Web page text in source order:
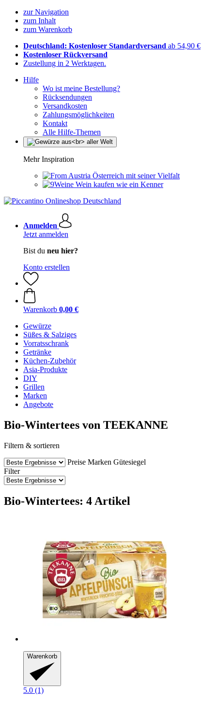
zur Navigation
zum Inhalt
zum Warenkorb
Deutschland: Kostenloser Standardversand ab 54,90 €
Kostenloser Rückversand
Zustellung in 2 Werktagen.
Hilfe
Wo ist meine Bestellung?
Rücksendungen
Versandkosten
Zahlungsmöglichkeiten
Kontakt
Alle Hilfe-Themen
Mehr Inspiration
Österreich mit seiner Vielfalt
Wein kaufen wie ein Kenner
Anmelden
Jetzt anmelden
Bist du neu hier?
Konto erstellen
Warenkorb 0,00 €
Gewürze
Süßes & Salziges
Vorratsschrank
Getränke
Küchen-Zubehör
Asia-Produkte
DIY
Grillen
Marken
Angebote
Bio-Wintertees von TEEKANNE
Filtern & sortieren
Preise Marken Gütesiegel
Filter
Bio-Wintertees: 4 Artikel
Warenkorb
5.0 (1)